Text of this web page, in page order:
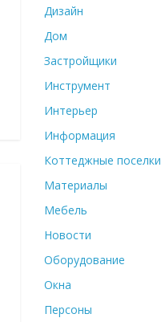
Дизайн
Дом
Застройщики
Инструмент
Интерьер
Информация
Коттеджные поселки
Материалы
Мебель
Новости
Оборудование
Окна
Персоны